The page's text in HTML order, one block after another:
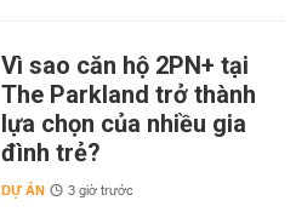
Vì sao căn hộ 2PN+ tại
The Parkland trở thành
lựa chọn của nhiều gia
đình trẻ?
DỰ ÁN 3 giờ trước